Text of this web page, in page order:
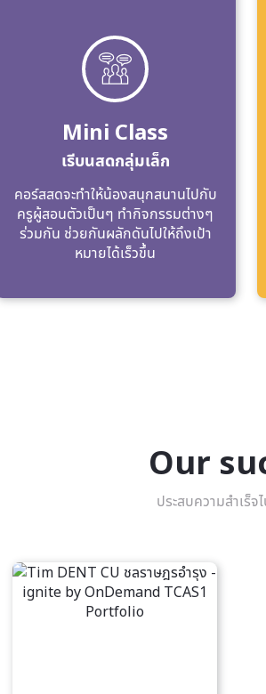
Mini Class
เรีบนสดกลุ่มเล็ก
คอร์สสดจะทําให้น้องสนุกสนานไปกับ
ครูผู้สอนตัวเป็นๆ ทํากิจกรรมต่างๆ
ร่วมกัน ช่วยกันผลักดันไปให้ถึงเป้า
หมายได้เร็วขึ้น
Our
ประสบความสำเร็